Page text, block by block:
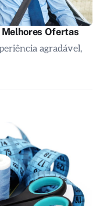
Ofertas
agradável,